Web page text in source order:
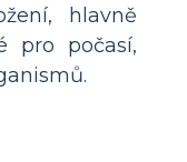
hlavně
pro počasí,